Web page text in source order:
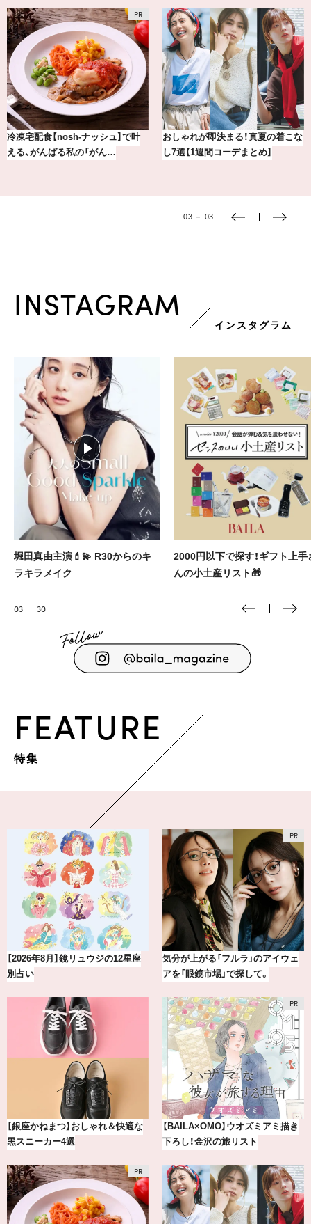
冷凍宅配食【nosh-ナッシュ】で叶
える、がんばる私の「がん…
おしゃれが即決まる！真夏の着こな
し7選【1週間コーデまとめ】
03 － 03
INSTAGRAM
インスタグラム
堀田真由主演💄💫 R30からのキ
ラキラメイク
2000円以下で探す！ギフト上手
んの小土産リスト🎁
03 30
FEATURE
特集
【2026年8月】鏡リュウジの12星座
別占い
気分が上がる「フルラ」のアイウェ
アを「眼鏡市場」で探して。
【銀座かねまつ】おしゃれ＆快適な
黒スニーカー4選
【BAILA×OMO】ウオズミアミ描き
下ろし！金沢の旅リスト